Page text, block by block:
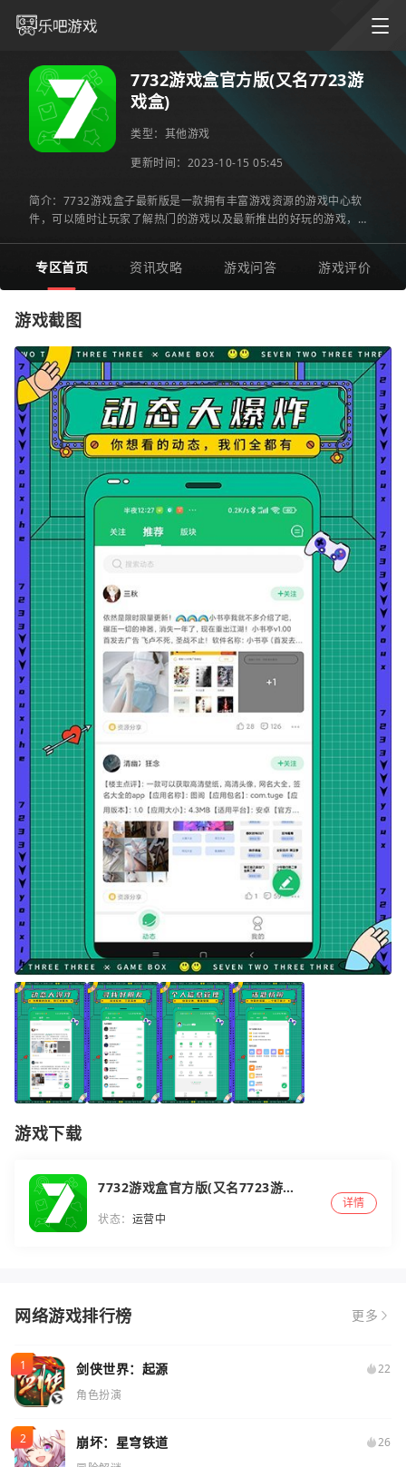
7732游戏盒官方版(又名7723游
戏盒)
类型： 其他游戏
更新时间：2023-10-15 05:45
简介：7732游戏盒子最新版是一款拥有丰富游戏资源的游戏中心软
件，可以随时让玩家了解热门的游戏以及最新推出的好玩的游戏，都
专区首页 资讯攻略 游戏问答 游戏评价
游戏截图
游戏下载
7732游戏盒官方版(又名7723游戏
盒)
状态： 运营中
详情
网络游戏排行榜 更多
剑侠世界：起源
22
角色扮演
崩坏：星穹铁道
26